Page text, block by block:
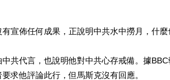
宣佈任何成果，正說明中共水中撈月，什麼
共代言，也說明他對中共心存戒備。據
求他評論此行，但馬斯克沒有回應。